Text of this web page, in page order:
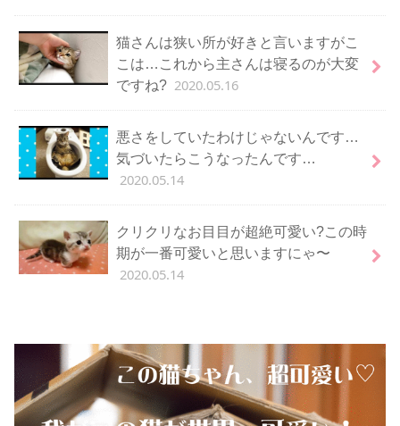
猫さんは狭い所が好きと言いますがこ
こは…これから主さんは寝るのが大変
ですね? 2020.05.16
悪さをしていたわけじゃないんです…
気づいたらこうなったんです…
2020.05.14
クリクリなお目目が超絶可愛い?この時
期が一番可愛いと思いますにゃ〜
2020.05.14